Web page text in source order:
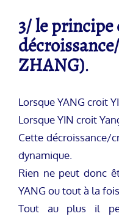
3/ le principe
ZHANG).
Lorsque YANG croit
Lorsque YIN croit
Cette décroissance/
dynamique.
Rien ne peut donc
YANG ou tout à la
Tout au plus il